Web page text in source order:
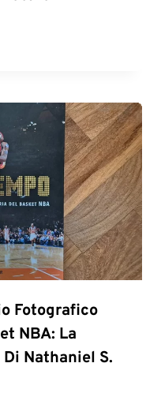
Fotografico
NBA: La
Nathaniel S.